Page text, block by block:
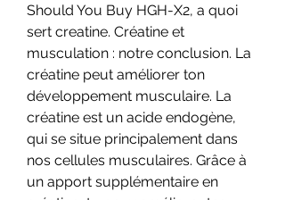
Should You Buy HGH-X2, a quoi
sert creatine. Créatine et
musculation : notre conclusion. La
créatine peut améliorer ton
développement musculaire. La
créatine est un acide endogène,
qui se situe principalement dans
nos cellules musculaires. Grâce à
un apport supplémentaire en